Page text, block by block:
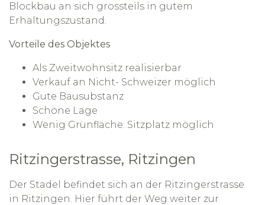
Blockbau an sich grossteils in gutem
Erhaltungszustand.
Vorteile des Objektes
Als Zweitwohnsitz realisierbar
Verkauf an Nicht- Schweizer möglich
Gute Bausubstanz
Schöne Lage
Wenig Grünfläche: Sitzplatz möglich
Ritzingerstrasse, Ritzingen
Der Stadel befindet sich an der Ritzingerstrasse
in Ritzingen. Hier führt der Weg weiter zur